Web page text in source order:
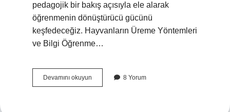
pedagojik bir bakış açısıyla ele alarak
öğrenmenin dönüştürücü gücünü
keşfedeceğiz. Hayvanların Üreme Yöntemleri
ve Bilgi Öğrenme…
Devamını okuyun Hayvanlar
tomurcuklanarak
8 Yorum